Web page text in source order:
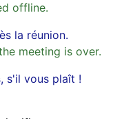
offline.
la réunion.
meeting is over.
s'il vous plaît !